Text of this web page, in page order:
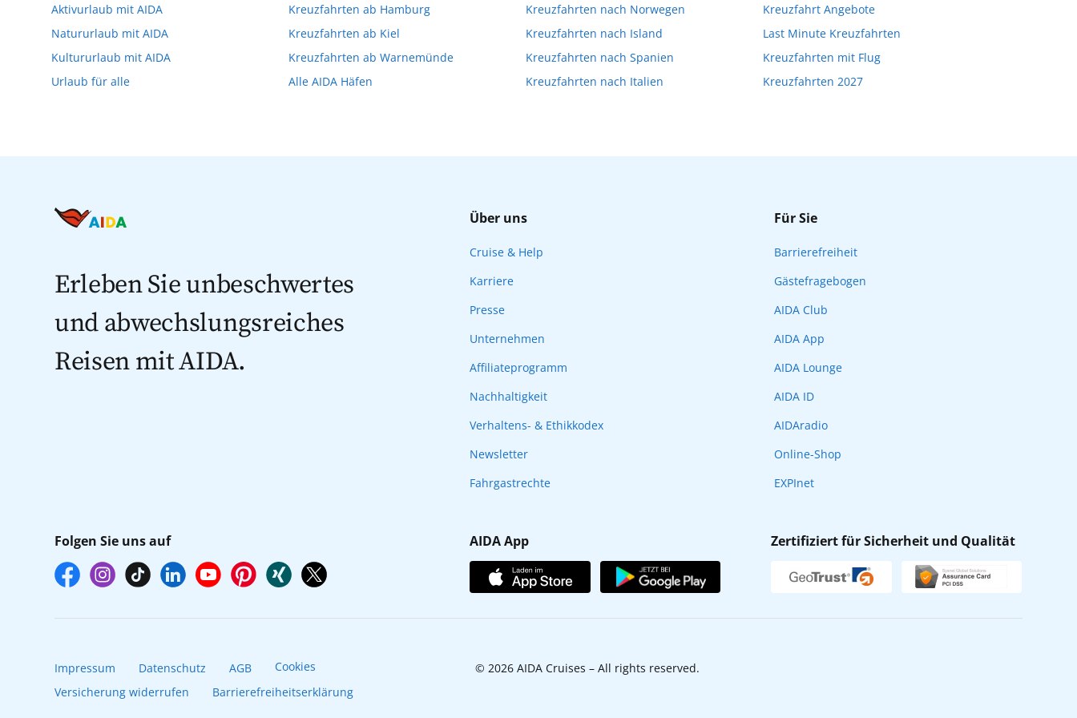
Verfügung stehen. Deshalb empfehlen wir Ihnen, die Reservierung Ihrer Lieblingsausflüge vor Reisebeginn online über myAIDA
vorzunehmen.
Aktivurlaub mit AIDA
Natururlaub mit AIDA
Kultururlaub mit AIDA
Urlaub für alle
Kreuzfahrten ab Hamburg
Kreuzfahrten ab Kiel
Kreuzfahrten ab Warnemünde
Alle AIDA Häfen
Kreuzfahrten nach Norwegen
Kreuzfahrten nach Island
Kreuzfahrten nach Spanien
Kreuzfahrten nach Italien
Kreuzfahrt Angebote
Last Minute Kreuzfahrten
Kreuzfahrten mit Flug
Kreuzfahrten 2027
Erleben Sie unbeschwertes
und abwechslungsreiches
Reisen mit AIDA.
Folgen Sie uns auf
Über uns
Cruise & Help
Karriere
Presse
Unternehmen
Affiliateprogramm
Nachhaltigkeit
Verhaltens- & Ethikkodex
Newsletter
Fahrgastrechte
Für Sie
Barrierefreiheit
Gästefragebogen
AIDA Club
AIDA App
AIDA Lounge
AIDA ID
AIDAradio
Online-Shop
EXPInet
AIDA App Zertifiziert für Sicherheit und Qualität
Impressum Datenschutz AGB
Cookies
Versicherung widerrufen
Barrierefreiheitserklärung
© 2026 AIDA Cruises – All rights reserved.